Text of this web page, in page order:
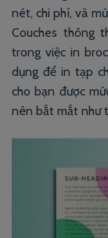
nét, chi phí, và
Couches thông
trong việc in
dụng để in tạp
cho bạn được
nên bắt mắt như